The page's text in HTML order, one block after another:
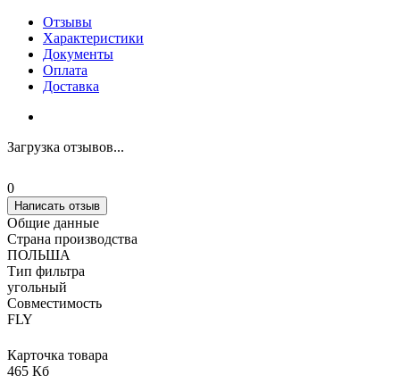
Отзывы
Характеристики
Документы
Оплата
Доставка
Загрузка отзывов...
0
Написать отзыв
Общие данные
Страна производства
ПОЛЬША
Тип фильтра
угольный
Совместимость
FLY
Карточка товара
465 Кб